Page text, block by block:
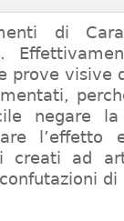
di
prove visive
negare
l’effetto
creati ad
di